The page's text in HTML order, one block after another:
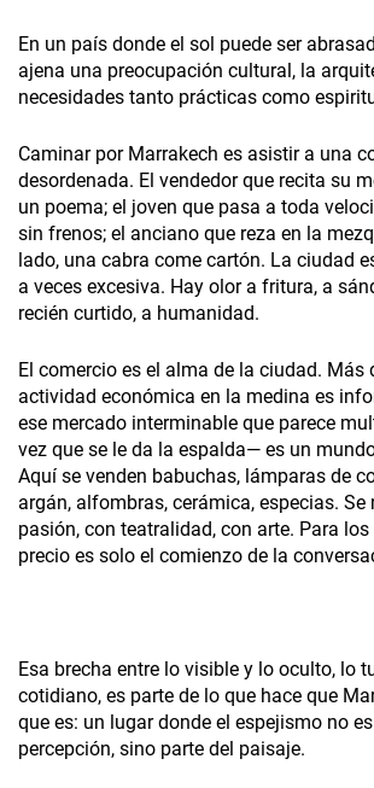
En un país donde el sol puede ser
ajena una preocupación cultural, la
necesidades tanto prácticas como
Caminar por Marrakech es asistir a una
desordenada. El vendedor que recita su
un poema; el joven que pasa a toda
sin frenos; el anciano que reza en la
lado, una cabra come cartón. La ciudad
a veces excesiva. Hay olor a fritura, a
recién curtido, a humanidad.
El comercio es el alma de la ciudad. Más
actividad económica en la medina es
ese mercado interminable que parece
vez que se le da la espalda— es un
Aquí se venden babuchas, lámparas de
argán, alfombras, cerámica, especias. Se
pasión, con teatralidad, con arte. Para los
precio es solo el comienzo de la
Esa brecha entre lo visible y lo oculto, lo
cotidiano, es parte de lo que hace que
que es: un lugar donde el espejismo no
percepción, sino parte del paisaje.